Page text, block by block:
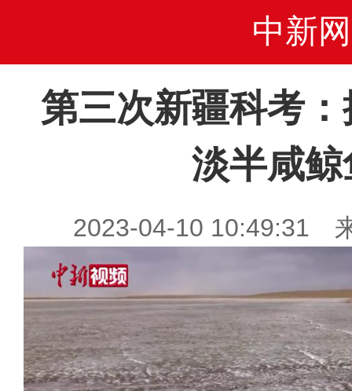
中新网
第三次新疆科考
淡半咸鲸
2023-04-10 10:49:31